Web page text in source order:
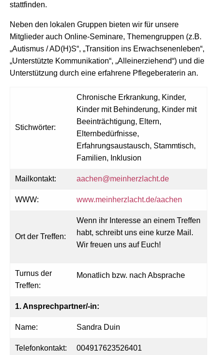
stattfinden.
Neben den lokalen Gruppen bieten wir für unsere
Mitglieder auch Online-Seminare, Themengruppen (z.B.
„Autismus / AD(H)S“, „Transition ins Erwachsenenleben“,
„Unterstützte Kommunikation“, „Alleinerziehend“) und die
Unterstützung durch eine erfahrene Pflegeberaterin an.
Stichwörter:
Chronische Erkrankung, Kinder,
Kinder mit Behinderung, Kinder mit
Beeinträchtigung, Eltern,
Elternbedürfnisse,
Erfahrungsaustausch, Stammtisch,
Familien, Inklusion
Mailkontakt: aachen@meinherzlacht.de
WWW: www.meinherzlacht.de/aachen
Ort der Treffen:
Wenn ihr Interesse an einem Treffen
habt, schreibt uns eine kurze Mail.
Wir freuen uns auf Euch!
Turnus der
Treffen:
Monatlich bzw. nach Absprache
1. Ansprechpartner/-in:
Name: Sandra Duin
Telefonkontakt: 004917623526401